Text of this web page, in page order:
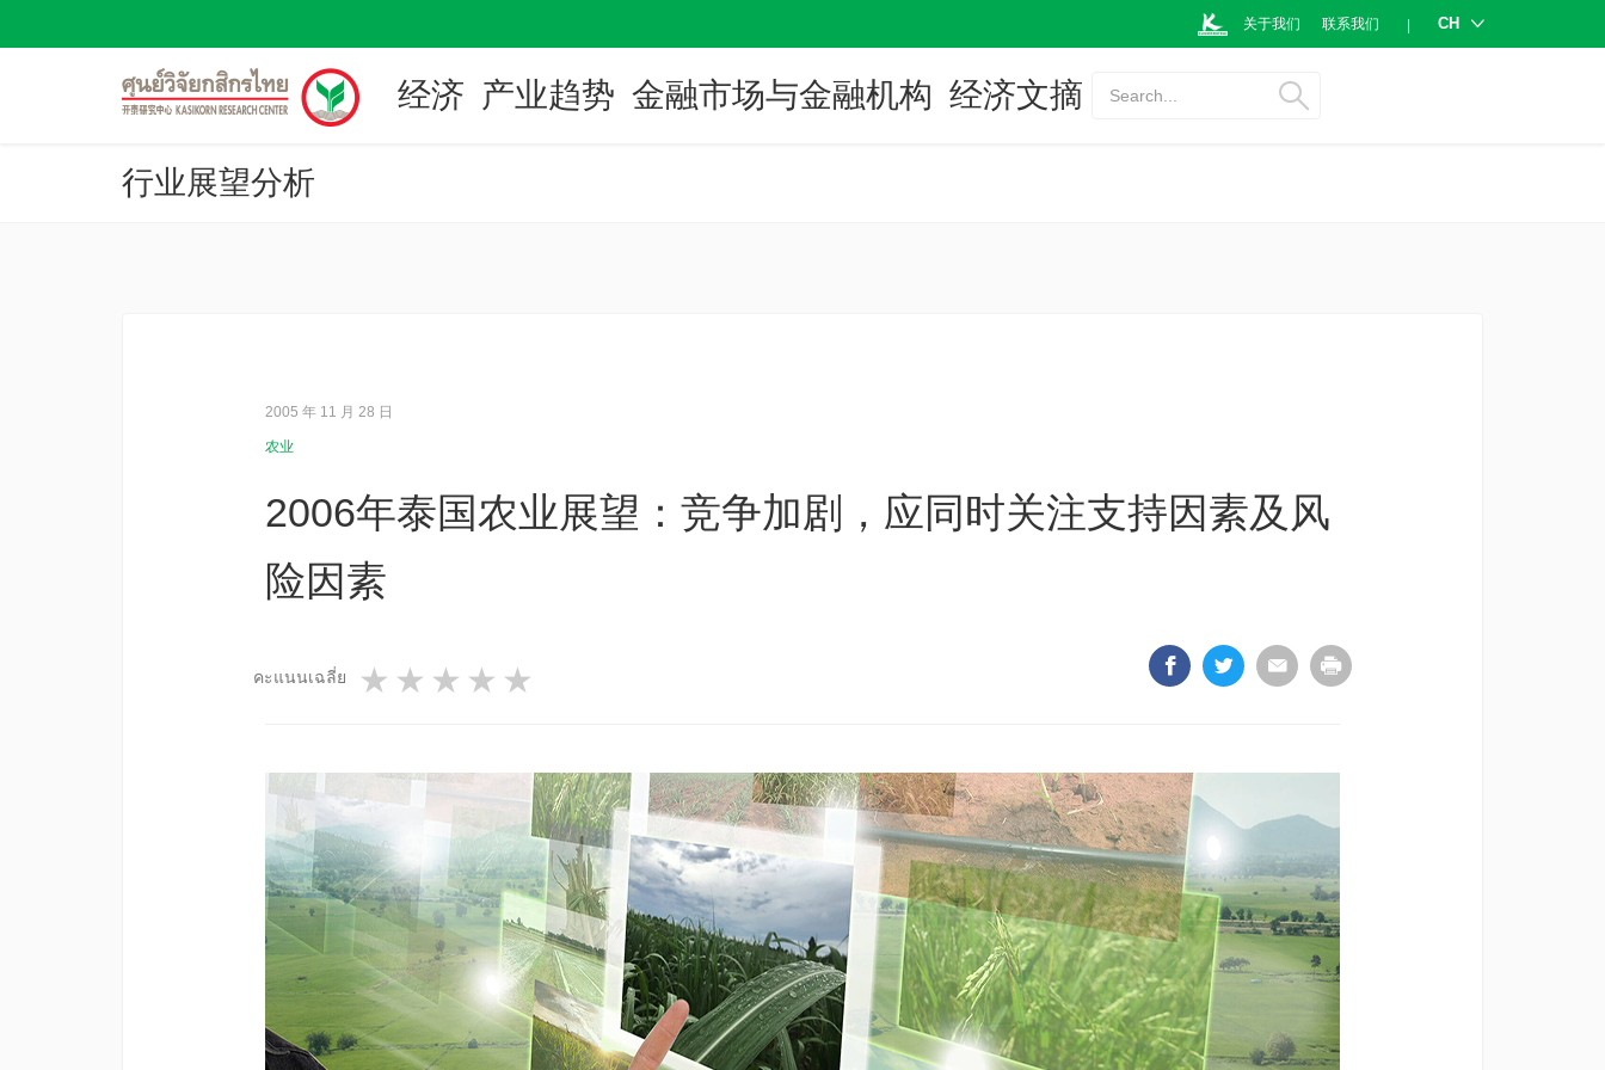
关于我们 联系我们 | CH
经济 产业趋势 金融市场与金融机构 经济文摘 Search...
行业展望分析
2005 年 11 月 28 日
农业
2006年泰国农业展望：竞争加剧，应同时关注支持因素及风
险因素
คะแนนเฉลี่ย 4 stars
3 stars
2 stars
1 star